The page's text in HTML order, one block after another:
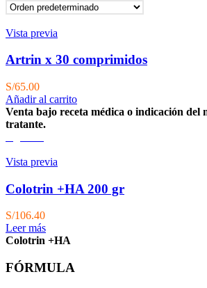
Vista previa
Artrin x 30 comprimidos
S/65.00
Añadir al carrito
Venta bajo receta médica o indicación del
tratante.
Vista previa
Colotrin +HA 200 gr
S/106.40
Leer más
Colotrin +HA
FÓRMULA